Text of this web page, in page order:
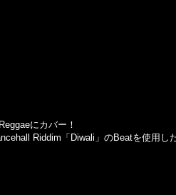
にカバー！
Riddim「Diwali」のBeatを使用